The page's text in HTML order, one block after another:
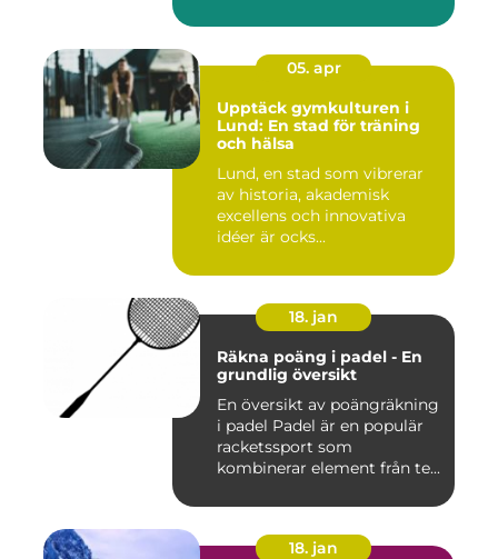
05. apr
Upptäck gymkulturen i
Lund: En stad för träning
och hälsa
Lund, en stad som vibrerar
av historia, akademisk
excellens och innovativa
idéer är ocks...
18. jan
Räkna poäng i padel - En
grundlig översikt
En översikt av poängräkning
i padel Padel är en populär
racketssport som
kombinerar element från te...
18. jan